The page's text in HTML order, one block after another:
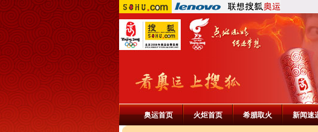
奥运首页 火炬首页 希腊取火 新闻速